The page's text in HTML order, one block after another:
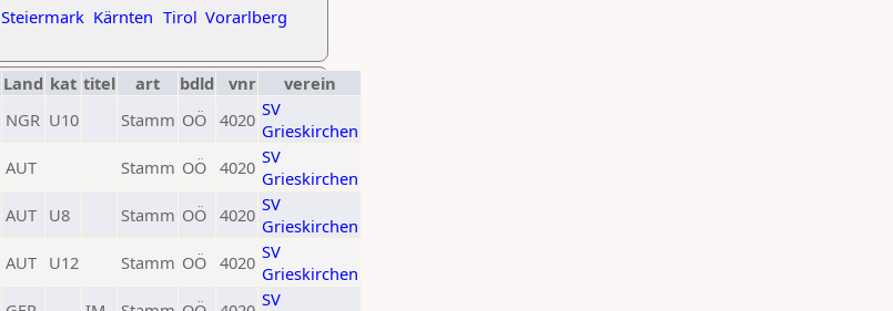
Steiermark Kärnten Tirol Vorarlberg
Land kat titel art bdld vnr
verein
NGR U10 Stamm OÖ 4020 SV
Grieskirchen
AUT Stamm OÖ 4020 SV
Grieskirchen
AUT U8 Stamm OÖ 4020 SV
Grieskirchen
AUT U12 Stamm OÖ 4020 SV
Grieskirchen
SV